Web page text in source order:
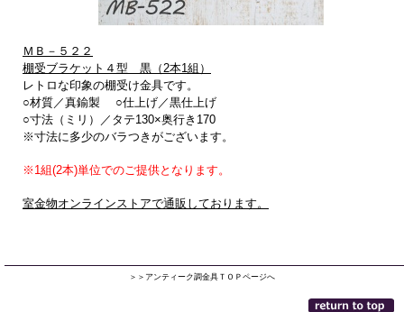
ＭＢ－５２２
棚受ブラケット４型 黒（2本1組）
レトロな印象の棚受け金具です。
○材質／真鍮製 ○仕上げ／黒仕上げ
○寸法（ミリ）／タテ130×奥行き170
※寸法に多少のバラつきがございます。
※1組(2本)単位でのご提供となります。
室金物オンラインストアで通販しております。
＞＞アンティーク調金具ＴＯＰページへ